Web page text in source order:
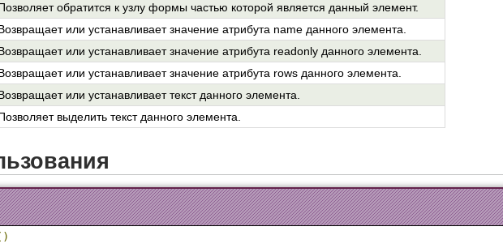
обратится к узлу формы частью которой является данный элемент.
или устанавливает значение атрибута name данного элемента.
или устанавливает значение атрибута readonly данного элемента.
или устанавливает значение атрибута rows данного элемента.
или устанавливает текст данного элемента.
выделить текст данного элемента.